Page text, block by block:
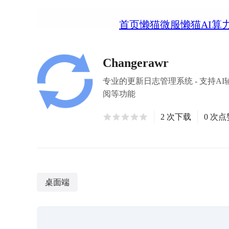
首页懒猫微服懒猫AI算
Changerawr
专业的更新日志管理系统 - 支持AI
阅等功能
2 次下载 0 次点
桌面端